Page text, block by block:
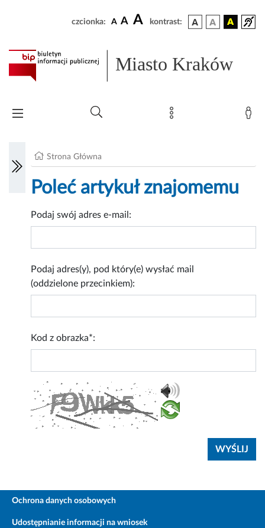
czcionka: A A A kontrast:
Miasto Kraków
Strona Główna
Poleć artykuł znajomemu
Podaj swój adres e-mail:
Podaj adres(y), pod który(e) wysłać mail
(oddzielone przecinkiem):
Kod z obrazka*:
Ochrona danych osobowych
Udostępnianie informacji na wniosek